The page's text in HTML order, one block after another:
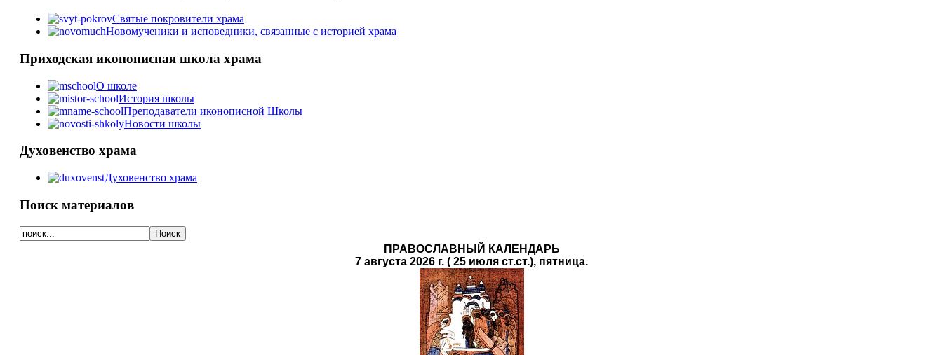
Святые покровители храма
Новомученики и исповедники, связанные с историей храма
Приходская иконописная школа храма
О школе
История школы
Преподаватели иконописной Школы
Новости школы
Духовенство храма
Духовенство храма
Поиск материалов
ПРАВОСЛАВНЫЙ КАЛЕНДАРЬ
7 августа 2026 г. ( 25 июля ст.ст.), пятница.